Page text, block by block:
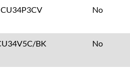
CU34P3CV No
BK No